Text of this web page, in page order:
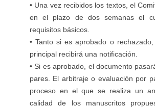
• Una vez recibidos los textos, el
en el plazo de dos semanas el
requisitos básicos.
• Tanto si es aprobado o
principal recibirá una notificación.
• Si es aprobado, el documento
pares. El arbitraje o evaluación por
proceso en el que se realiza un
calidad de los manuscritos